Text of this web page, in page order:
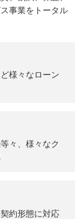
事業をトータル
様々なローン
々、様々なク
約形態に対応